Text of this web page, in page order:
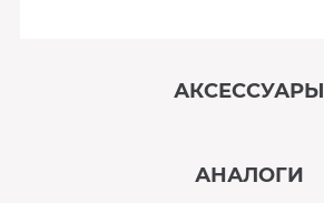
АКСЕССУАРЫ
АНАЛОГИ